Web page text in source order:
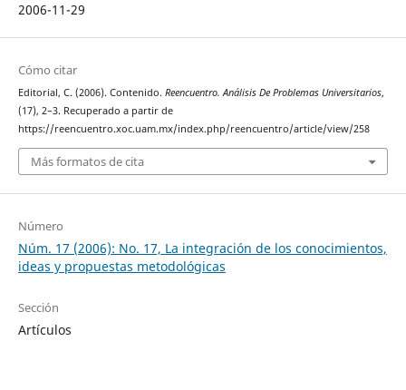
2006-11-29
Cómo citar
Editorial, C. (2006). Contenido. Reencuentro. Análisis De Problemas Universitarios,
(17), 2–3. Recuperado a partir de
https://reencuentro.xoc.uam.mx/index.php/reencuentro/article/view/258
Más formatos de cita
Número
Núm. 17 (2006): No. 17, La integración de los conocimientos,
ideas y propuestas metodológicas
Sección
Artículos